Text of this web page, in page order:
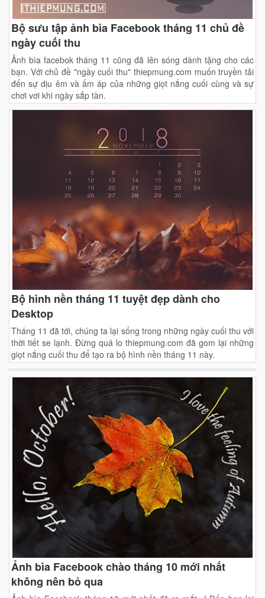
Bộ sưu tập ảnh bìa Facebook tháng 11 chủ đề
ngày cuối thu
Ảnh bìa facebok tháng 11 cũng đã lên sóng dành tặng cho các
bạn. Với chủ đề "ngày cuối thu" thiepmung.com muốn truyền tải
đến sự dịu êm và ấm áp của những giọt nắng cuối cùng và sự
chơi vơi khi ngày sắp tàn.
Bộ hình nền tháng 11 tuyệt đẹp dành cho
Desktop
Tháng 11 đã tới, chúng ta lại sống trong những ngày cuối thu với
thời tiết se lạnh. Đừng quá lo thiepmung.com đã gom lại những
giọt nắng cuối thu để tạo ra bộ hình nền tháng 11 này.
Ảnh bìa Facebook chào tháng 10 mới nhất
không nên bỏ qua